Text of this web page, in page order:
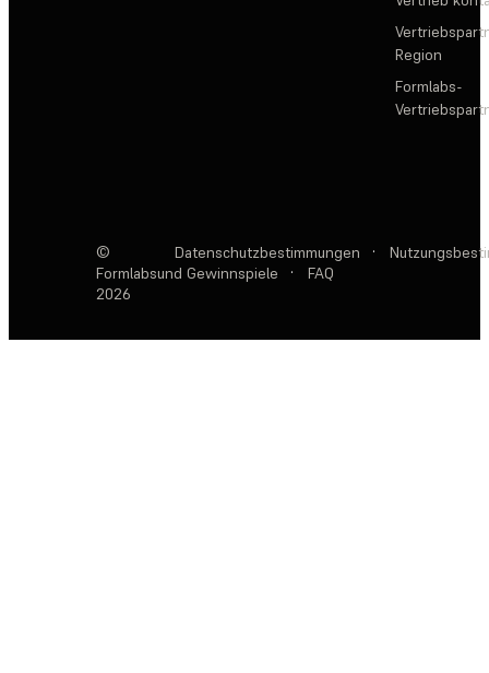
Region
Formlabs-
©
Formlabs
2026
Datenschutzbestimmungen ·
und Gewinnspiele
· FAQ